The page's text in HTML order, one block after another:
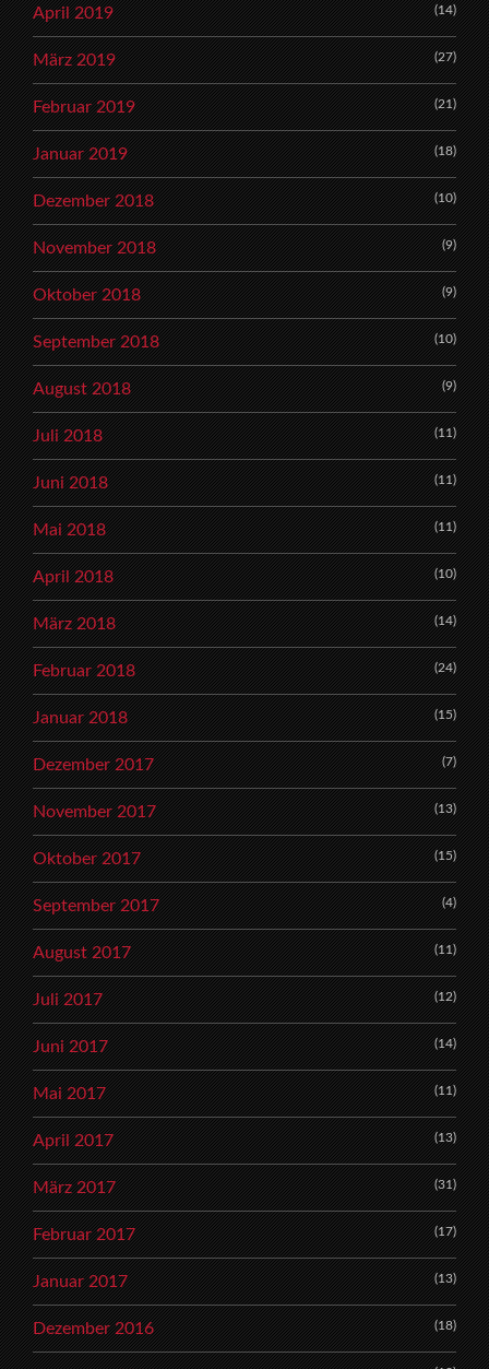
April 2019 (14)
März 2019 (27)
Februar 2019 (21)
Januar 2019 (18)
Dezember 2018 (10)
November 2018 (9)
Oktober 2018 (9)
September 2018 (10)
August 2018 (9)
Juli 2018 (11)
Juni 2018 (11)
Mai 2018 (11)
April 2018 (10)
März 2018 (14)
Februar 2018 (24)
Januar 2018 (15)
Dezember 2017 (7)
November 2017 (13)
Oktober 2017 (15)
September 2017 (4)
August 2017 (11)
Juli 2017 (12)
Juni 2017 (14)
Mai 2017 (11)
April 2017 (13)
März 2017 (31)
Februar 2017 (17)
Januar 2017 (13)
Dezember 2016 (18)